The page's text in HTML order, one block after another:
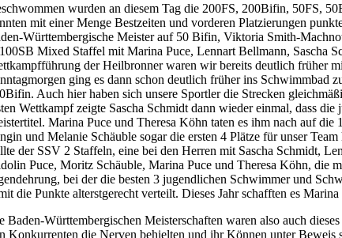
wurden an diesem Tag die 200FS, 200Bifin, 50FS,
mit einer Menge Bestzeiten und vorderen Platzierungen
Württembergische Meister auf 50 Bifin, Viktoria Smith-
Mixed Staffel mit Marina Puce, Lennart Bellmann, Sascha
der Heilbronner waren wir bereits deutlich früher
ging es dann schon deutlich früher ins Schwimmbad
Auch hier haben sich unsere Sportler die Strecken
Wettkampf zeigte Sascha Schmidt dann wieder einmal, dass
Marina Puce und Theresa Köhn taten es ihm nach auf
und Melanie Schäuble sogar die ersten 4 Plätze für unser
der SSV 2 Staffeln, eine bei den Herren mit Sascha Schmidt,
Puce, Moritz Schäuble, Marina Puce und Theresa Köhn, die
bei der die besten 3 jugendlichen Schwimmer und
die Punkte alterstgerecht verteilt. Dieses Jahr schafften es
Baden-Württembergischen Meisterschaften waren also auch
Konkurrenten die Nerven behielten und ihr Können unter Beweis